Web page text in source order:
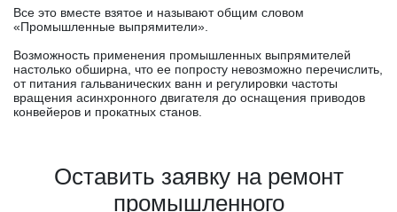
Все это вместе взятое и называют общим словом
«Промышленные выпрямители».
Возможность применения промышленных выпрямителей
настолько обширна, что ее попросту невозможно перечислить,
от питания гальванических ванн и регулировки частоты
вращения асинхронного двигателя до оснащения приводов
конвейеров и прокатных станов.
Оставить заявку на ремонт
промышленного